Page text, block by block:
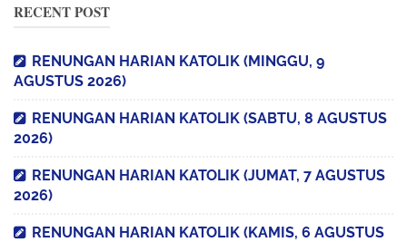
RECENT POST
RENUNGAN HARIAN KATOLIK (MINGGU, 9
AGUSTUS 2026)
RENUNGAN HARIAN KATOLIK (SABTU, 8 AGUSTUS
2026)
RENUNGAN HARIAN KATOLIK (JUMAT, 7 AGUSTUS
2026)
RENUNGAN HARIAN KATOLIK (KAMIS, 6 AGUSTUS